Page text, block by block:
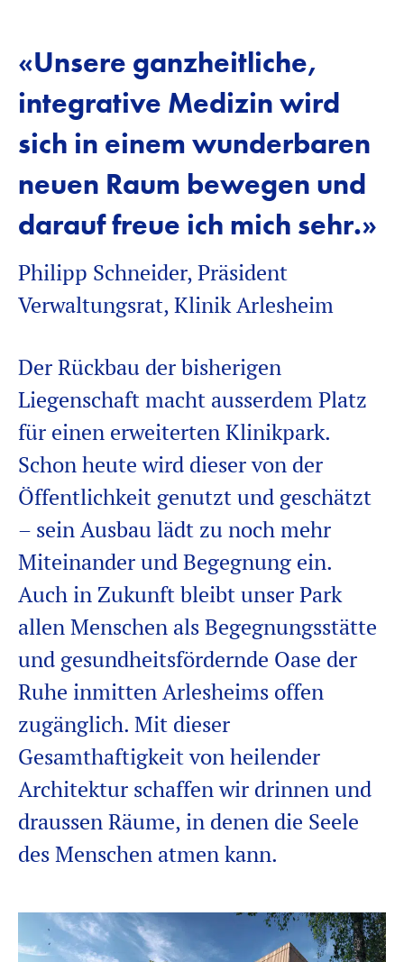
«Unsere ganzheitliche,
integrative Medizin wird
sich in einem wunderbaren
neuen Raum bewegen und
darauf freue ich mich sehr.»
Philipp Schneider, Präsident
Verwaltungsrat, Klinik Arlesheim
Der Rückbau der bisherigen
Liegenschaft macht ausserdem Platz
für einen erweiterten Klinikpark.
Schon heute wird dieser von der
Öffentlichkeit genutzt und geschätzt
– sein Ausbau lädt zu noch mehr
Miteinander und Begegnung ein.
Auch in Zukunft bleibt unser Park
allen Menschen als Begegnungsstätte
und gesundheitsfördernde Oase der
Ruhe inmitten Arlesheims offen
zugänglich. Mit dieser
Gesamthaftigkeit von heilender
Architektur schaffen wir drinnen und
draussen Räume, in denen die Seele
des Menschen atmen kann.